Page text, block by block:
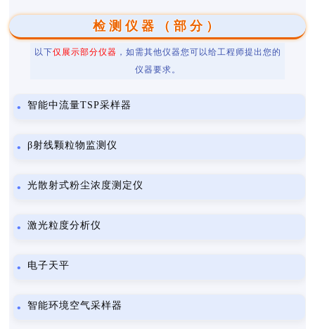
检测仪器（部分）
以下仅展示部分仪器 ，如需其他仪器您可以给工程师提出您的
仪器要求。
智能中流量TSP采样器
β射线颗粒物监测仪
光散射式粉尘浓度测定仪
激光粒度分析仪
电子天平
智能环境空气采样器